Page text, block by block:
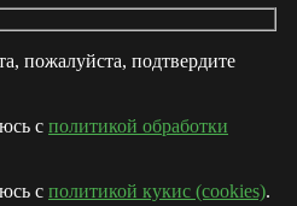
пожалуйста, подтвердите
с политикой обработки
с политикой кукис (cookies).